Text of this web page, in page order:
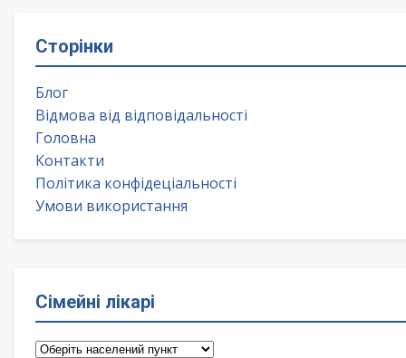
Сторінки
Блог
Відмова від відповідальності
Головна
Контакти
Політика конфідеціальності
Умови використання
Сімейні лікарі
Сімейні